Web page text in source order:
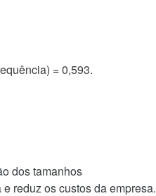
= 0,593.
dos tamanhos
reduz os custos da empresa.